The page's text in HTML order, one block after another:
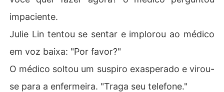
impaciente.
Julie Lin tentou se sentar e implorou ao médico
em voz baixa: "Por favor?"
O médico soltou um suspiro exasperado e virou-
se para a enfermeira. "Traga seu telefone."